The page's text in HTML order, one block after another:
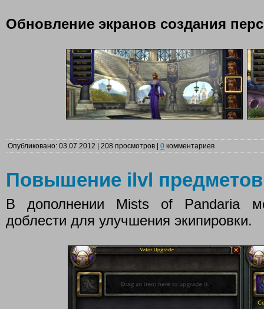
Обновление экранов создания
Опубликовано: 03.07.2012 | 208 просмотров | 0 комментариев
Повышение ilvl
В дополнении Mists of Pandaria
доблести для улучшения экипировки.